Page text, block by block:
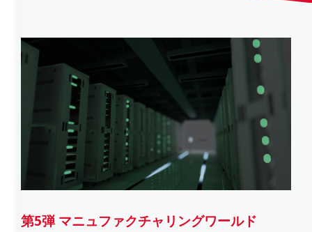
第5弾 マニュファクチャリングワールド